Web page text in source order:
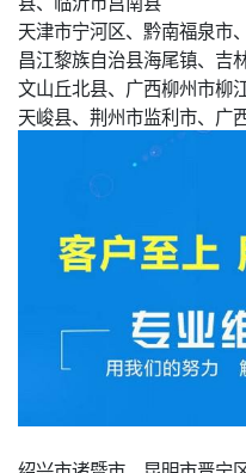
天津市宁河区、黔南福泉市
昌江黎族自治县海尾镇、吉
文山丘北县、广西柳州市柳
天峻县、荆州市监利市、广